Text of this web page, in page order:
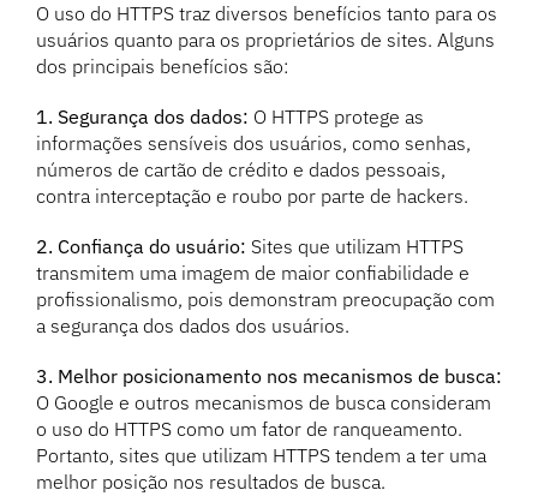
O uso do HTTPS traz diversos benefícios tanto para os
usuários quanto para os proprietários de sites. Alguns
dos principais benefícios são:
1. Segurança dos dados: O HTTPS protege as
informações sensíveis dos usuários, como senhas,
números de cartão de crédito e dados pessoais,
contra interceptação e roubo por parte de hackers.
2. Confiança do usuário: Sites que utilizam HTTPS
transmitem uma imagem de maior confiabilidade e
profissionalismo, pois demonstram preocupação com
a segurança dos dados dos usuários.
3. Melhor posicionamento nos mecanismos de busca:
O Google e outros mecanismos de busca consideram
o uso do HTTPS como um fator de ranqueamento.
Portanto, sites que utilizam HTTPS tendem a ter uma
melhor posição nos resultados de busca.